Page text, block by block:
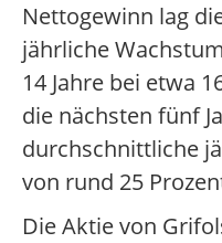
Nettogewinn lag
jährliche
14 Jahre bei etwa
die nächsten fünf
durchschnittliche
von rund 25
Die Aktie von